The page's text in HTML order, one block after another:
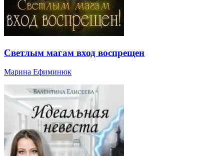
Светлым магам вход воспрещен
Марина Ефиминюк